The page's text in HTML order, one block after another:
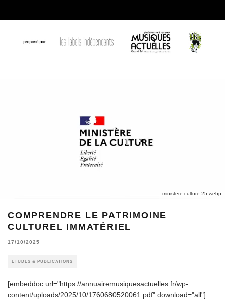
ministere culture 25.webp
COMPRENDRE LE PATRIMOINE
CULTUREL IMMATÉRIEL
17/10/2025
ÉTUDES & PUBLICATIONS
[embeddoc url="https://annuairemusiquesactuelles.fr/wp-
content/uploads/2025/10/1760680520061.pdf" download="all"]